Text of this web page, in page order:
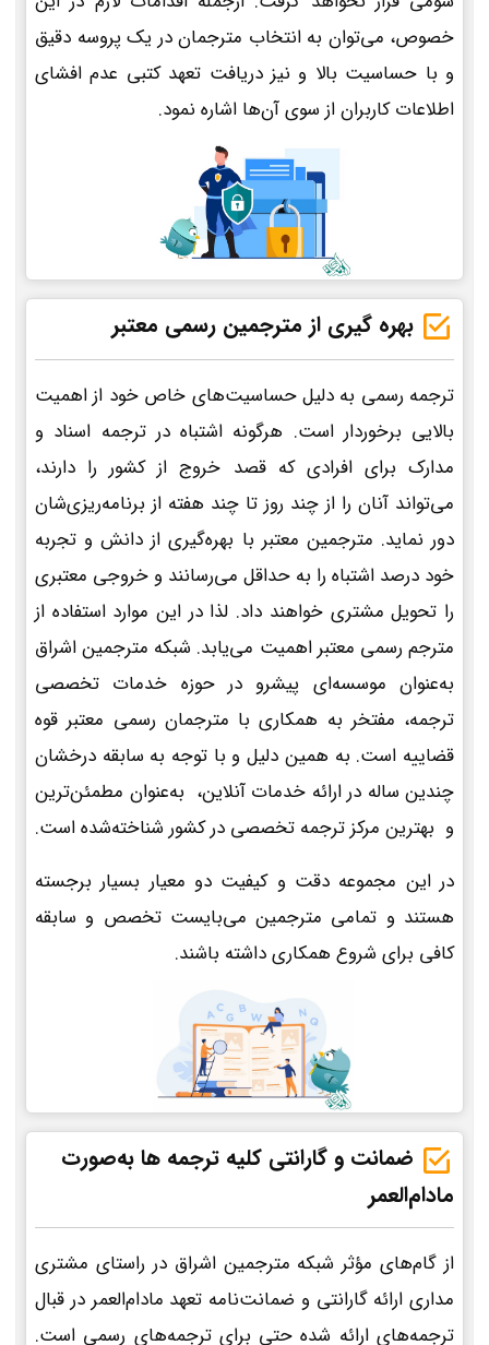
خصوص، می‌توان به انتخاب مترجمان در یک پروسه دقیق
و با حساسیت بالا و نیز دریافت تعهد کتبی عدم افشای
اطلاعات کاربران از سوی آن‌ها اشاره نمود.
بهره گیری از مترجمین رسمی معتبر
ترجمه رسمی به دلیل حساسیت‌های خاص خود از اهمیت
بالایی برخوردار است. هرگونه اشتباه در ترجمه اسناد و
مدارک برای افرادی که قصد خروج از کشور را دارند،
می‌تواند آنان را از چند روز تا چند هفته از برنامه‌ریزی‌شان
دور نماید. مترجمین معتبر با بهره‌گیری از دانش و تجربه
خود درصد اشتباه را به حداقل می‌رسانند و خروجی معتبری
را تحویل مشتری خواهند داد. لذا در این موارد استفاده از
مترجم رسمی معتبر اهمیت می‌یابد. شبکه مترجمین اشراق
به‌عنوان موسسه‌ای پیشرو در حوزه خدمات تخصصی
ترجمه، مفتخر به همکاری با مترجمان رسمی معتبر قوه
قضاییه است. به همین دلیل و با توجه به سابقه درخشان
چندین ساله در ارائه خدمات آنلاین، به‌عنوان مطمئن‌ترین
و بهترین مرکز ترجمه تخصصی در کشور شناخته‌شده است.
در این مجموعه دقت و کیفیت دو معیار بسیار برجسته
هستند و تمامی مترجمین می‌بایست تخصص و سابقه
کافی برای شروع همکاری داشته باشند.
ضمانت و گارانتی کلیه ترجمه ها به‌صورت
مادام‌العمر
از گام‌های مؤثر شبکه مترجمین اشراق در راستای مشتری
مداری ارائه گارانتی و ضمانت‌نامه تعهد مادام‌العمر در قبال
ترجمه‌های ارائه شده حتی برای ترجمه‌های رسمی است.